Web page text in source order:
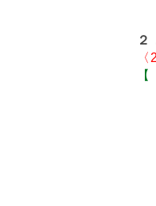
２